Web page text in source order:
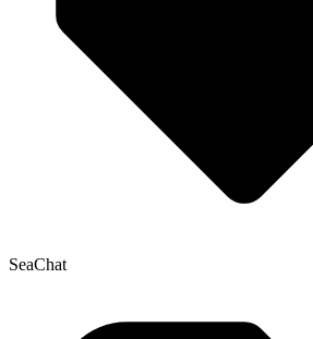
SeaChat